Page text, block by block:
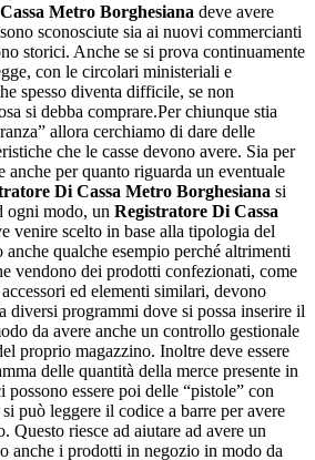
Metro Borghesiana deve avere
sconosciute sia ai nuovi commercianti
storici. Anche se si prova continuamente
con le circolari ministeriali e
spesso diventa difficile, se non
si debba comprare.Per chiunque stia
allora cerchiamo di dare delle
che le casse devono avere. Sia per
anche per quanto riguarda un eventuale
Di Cassa Metro Borghesiana si
ogni modo, un Registratore Di Cassa
venire scelto in base alla tipologia del
qualche esempio perché altrimenti
vendono dei prodotti confezionati, come
ed elementi similari, devono
diversi programmi dove si possa inserire il
da avere anche un controllo gestionale
proprio magazzino. Inoltre deve essere
delle quantità della merce presente in
essere poi delle “pistole” con
può leggere il codice a barre per avere
Questo riesce ad aiutare ad avere un
anche i prodotti in negozio in modo da